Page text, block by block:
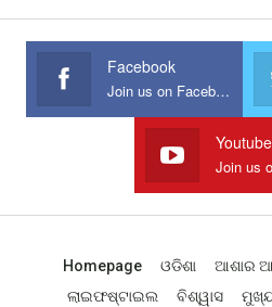
Facebook
Join us on Facebook
Youtube
Join us
Homepage ଓଡିଶା ଆଶାର
ଲାଇଫଷ୍ଟାଇଲ
ବିଶ୍ୱାସ